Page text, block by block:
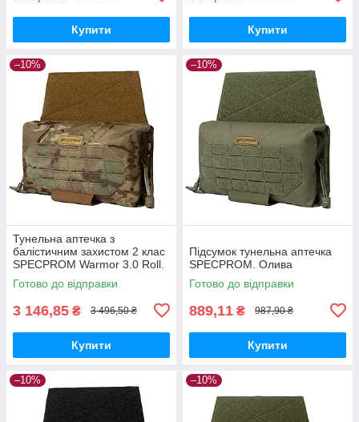
Купити Купити
–10%
Тунельна аптечка з
балістичним захистом 2 клас
SPECPROM Warmor 3.0 Roll.
Мультикам
Готово до відправки
3 146,85 ₴ 3 496,50 ₴
Купити
–10%
Підсумок тунельна аптечка
SPECPROM. Олива
Готово до відправки
889,11 ₴ 987,90 ₴
Купити
–10% –10%